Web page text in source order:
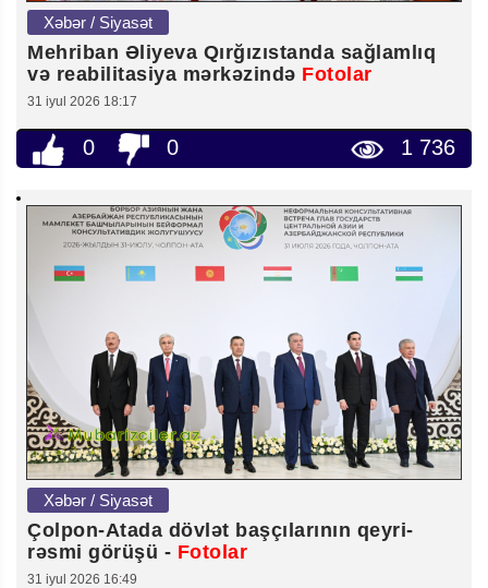
Xəbər / Siyasət
Mehriban Əliyeva Qırğızıstanda sağlamlıq
və reabilitasiya mərkəzində Fotolar
31 iyul 2026 18:17
0 0 1 736
Xəbər / Siyasət
Çolpon-Atada dövlət başçılarının qeyri-
rəsmi görüşü - Fotolar
31 iyul 2026 16:49